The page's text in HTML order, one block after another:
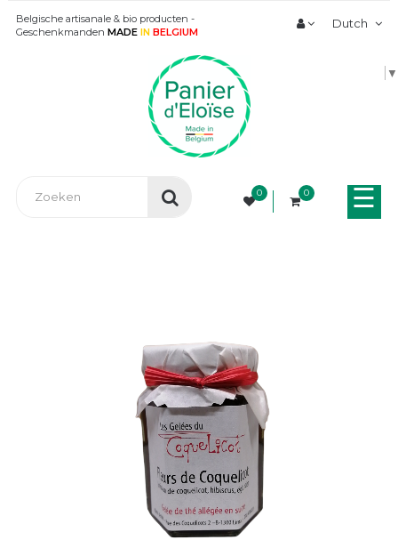
Belgische artisanale & bio producten -
Geschenkmanden MADE IN BELGIUM
Dutch
▼
0 0 ☰